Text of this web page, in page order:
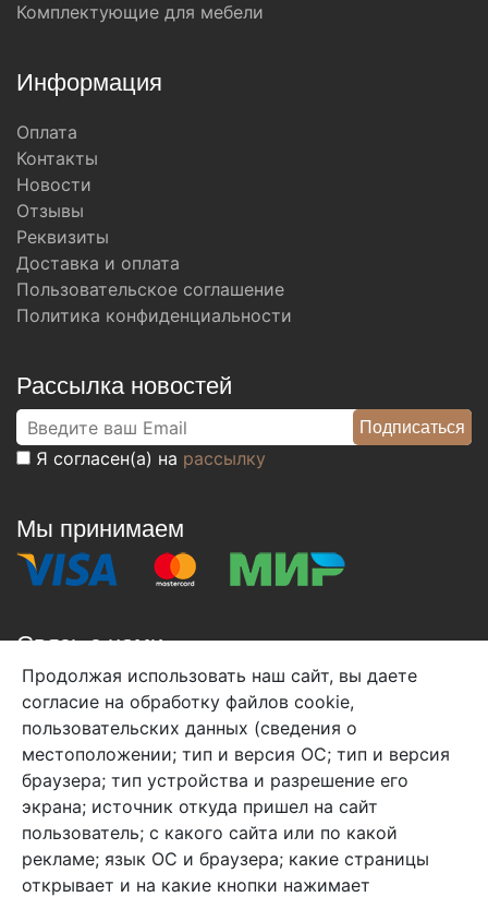
Комплектующие для мебели
Информация
Оплата
Контакты
Новости
Отзывы
Реквизиты
Доставка и оплата
Пользовательское соглашение
Политика конфиденциальности
Рассылка новостей
Я согласен(а) на рассылку
Мы принимаем
Связь с нами
+7 (495) 933-38-08
info@arben-textile.ru- оптовые продажи
Арбен текстиль г. Щелково, пер.
1-й Советский д.25, владение 2.
Продолжая использовать наш сайт, вы даете
согласие на обработку файлов cookie,
пользовательских данных (сведения о
местоположении; тип и версия ОС; тип и версия
браузера; тип устройства и разрешение его
экрана; источник откуда пришел на сайт
пользователь; с какого сайта или по какой
рекламе; язык ОС и браузера; какие страницы
открывает и на какие кнопки нажимает